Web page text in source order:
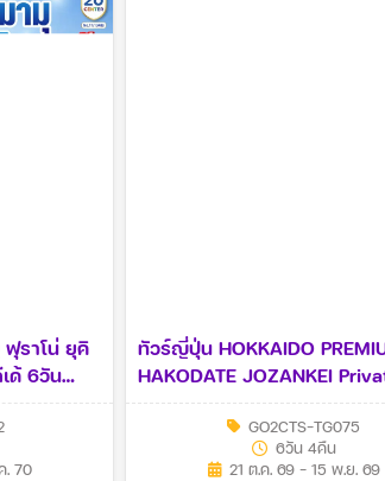
ราโน่ ยุคิ
ด้ 6วัน
. 70
ทัวร์ญี่ปุ่น HOKKAIDO
HAKODATE JOZANKEI
Onsen 6วัน 4คืน (TG)
GO2CTS-TG075
6วัน 4คืน
21 ต.ค. 69 - 15 พ.ย. 69